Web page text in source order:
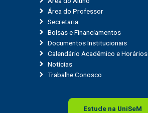
Área do Professor
Secretaria
Bolsas e Financiamentos
Documentos Institucionais
Calendário Acadêmico e Horários
Notícias
Trabalhe Conosco
Estude na UniSeM